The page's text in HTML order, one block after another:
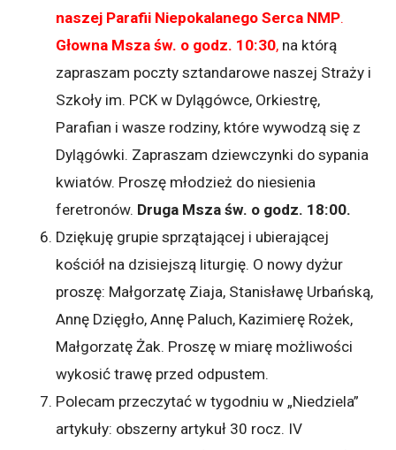
naszej Parafii Niepokalanego Serca NMP.
Głowna Msza św. o godz. 10:30, na którą
zapraszam poczty sztandarowe naszej Straży i
Szkoły im. PCK w Dylągówce, Orkiestrę,
Parafian i wasze rodziny, które wywodzą się z
Dylągówki. Zapraszam dziewczynki do sypania
kwiatów. Proszę młodzież do niesienia
feretronów. Druga Msza św. o godz. 18:00.
Dziękuję grupie sprzątającej i ubierającej
kościół na dzisiejszą liturgię. O nowy dyżur
proszę: Małgorzatę Ziaja, Stanisławę Urbańską,
Annę Dzięgło, Annę Paluch, Kazimierę Rożek,
Małgorzatę Żak. Proszę w miarę możliwości
wykosić trawę przed odpustem.
Polecam przeczytać w tygodniu w „Niedziela”
artykuły: obszerny artykuł 30 rocz. IV